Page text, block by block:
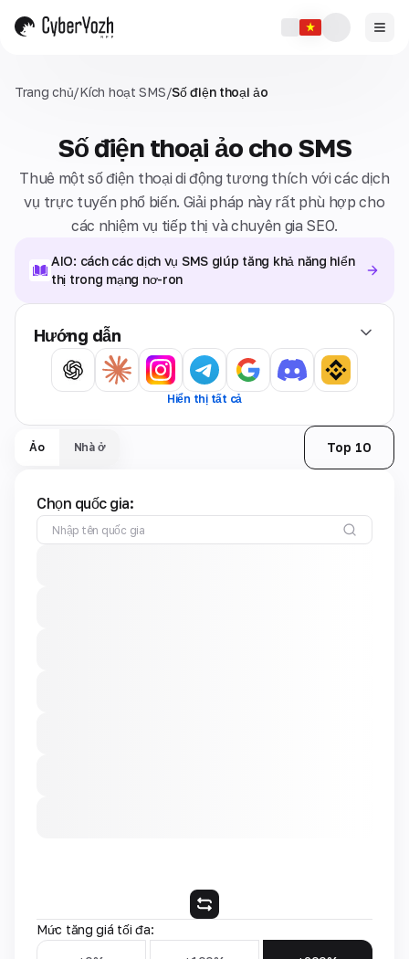
Trang chủ/Kích hoạt SMS/Số điện thoại ảo
Số điện thoại ảo cho SMS
Thuê một số điện thoại di động tương thích với các dịch
vụ trực tuyến phổ biến. Giải pháp này rất phù hợp cho
các nhiệm vụ tiếp thị và chuyên gia SEO.
AIO: cách các dịch vụ SMS giúp tăng khả năng hiển
thị trong mạng nơ-ron
Hướng dẫn
Hiển thị tất cả
Ảo Nhà ở Top 10
Chọn quốc gia:
Mức tăng giá tối đa: